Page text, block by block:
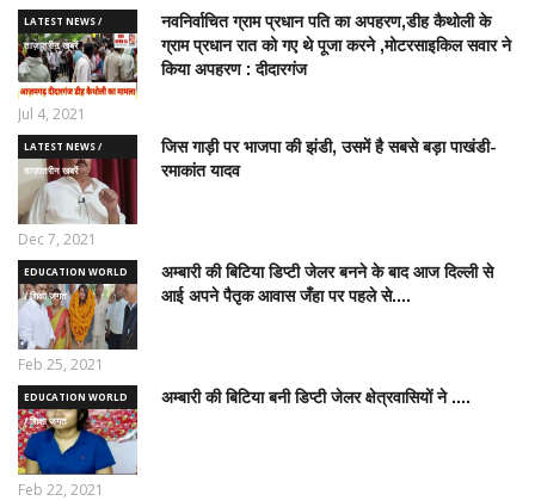
LATEST NEWS /
ताज़ातरीन खबरें
नवनिर्वाचित ग्राम प्रधान पति का अपहरण,डीह कैथोली के
ग्राम प्रधान रात को गए थे पूजा करने ,मोटरसाइकिल सवार ने
किया अपहरण : दीदारगंज
Jul 4, 2021
LATEST NEWS /
ताज़ातरीन खबरें
जिस गाड़ी पर भाजपा की झंडी, उसमें है सबसे बड़ा पाखंडी-
रमाकांत यादव
Dec 7, 2021
EDUCATION WORLD
/ शिक्षा जगत
अम्बारी की बिटिया डिप्टी जेलर बनने के बाद आज दिल्ली से
आई अपने पैतृक आवास जँहा पर पहले से....
Feb 25, 2021
EDUCATION WORLD
/ शिक्षा जगत
अम्बारी की बिटिया बनी डिप्टी जेलर क्षेत्रवासियों ने ....
Feb 22, 2021